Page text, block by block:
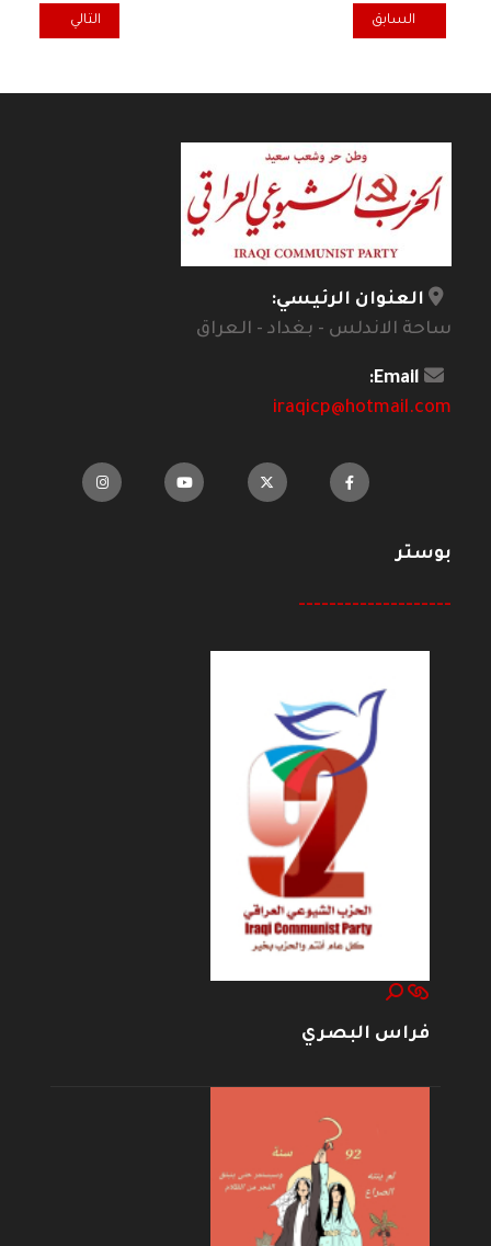
المقال السابق: اكول.. صناعتنا الوطنية فخر بلادنا
السابق المقال التالي:
التالي
العنوان الرئيسي:
ساحة الاندلس - بغداد - العراق
Email:
iraqicp@hotmail.com
بوستر
--------------------
فراس البصري